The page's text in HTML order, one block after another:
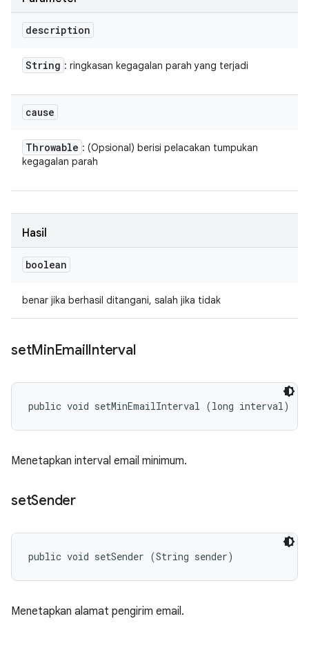
description
String : ringkasan kegagalan parah yang terjadi
cause
Throwable : (Opsional) berisi pelacakan tumpukan
kegagalan parah
Hasil
boolean
benar jika berhasil ditangani, salah jika tidak
setMinEmailInterval
public void setMinEmailInterval (long interval)
Menetapkan interval email minimum.
setSender
public void setSender (String sender)
Menetapkan alamat pengirim email.